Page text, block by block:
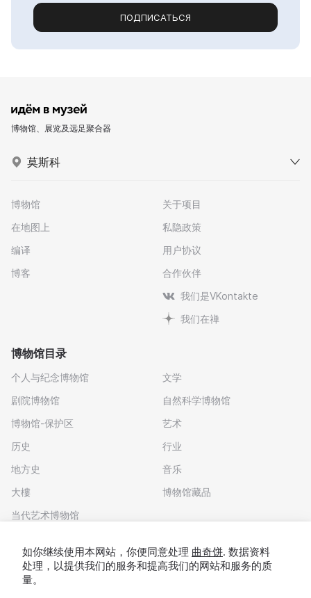
ПОДПИСАТЬСЯ
博物馆、展览及远足聚合器
莫斯科
博物馆
在地图上
编译
博客
关于项目
私隐政策
用户协议
合作伙伴
我们是VKontakte
我们在禅
博物馆目录
个人与纪念博物馆
剧院博物馆
博物馆-保护区
历史
地方史
大樓
当代艺术博物馆
文学
自然科学博物馆
艺术
行业
音乐
博物馆藏品
如你继续使用本网站，你便同意处理 曲奇饼. 数据资料
处理，以提供我们的服务和提高我们的网站和服务的质
量。